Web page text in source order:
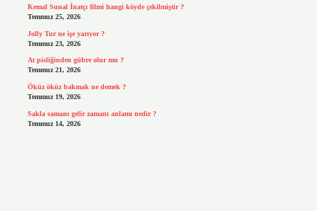
Kemal Sunal İnatçı filmi hangi köyde çekilmiştir ?
Temmuz 25, 2026
Jolly Tur ne işe yarıyor ?
Temmuz 23, 2026
At pisliğinden gübre olur mu ?
Temmuz 21, 2026
Öküz öküz bakmak ne demek ?
Temmuz 19, 2026
Sakla samanı gelir zamanı anlamı nedir ?
Temmuz 14, 2026